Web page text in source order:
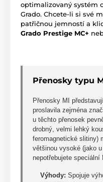
optimalizovaný systém
Grado. Chcete-li si své
patřičnou jemností a
Grado Prestige MC+
Přenosky typu
Přenosky MI
proslavila zejména
u těchto přenosek
drobný, velmi lehký
feromagnetické slitiny)
většinou vysoké (jako
nepotřebujete speciální
Výhody: Spojuje